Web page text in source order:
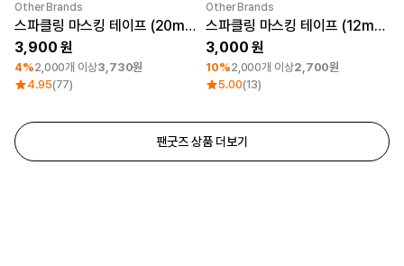
최소 주문수량 1개
Other Brands
스파클링 마스킹 테이프 (20mm)
3,900
4%2,000개 이상3,730원
4.95(77)
최소 주문수량 1개
Other Brands
스파클링 마스킹 테이프 (12mm)
3,000
10%2,000개 이상2,700원
5.00(13)
팬굿즈 상품 더보기
폴리
면/폴리
기능성
다운/패딩
챔피온
트리플에이